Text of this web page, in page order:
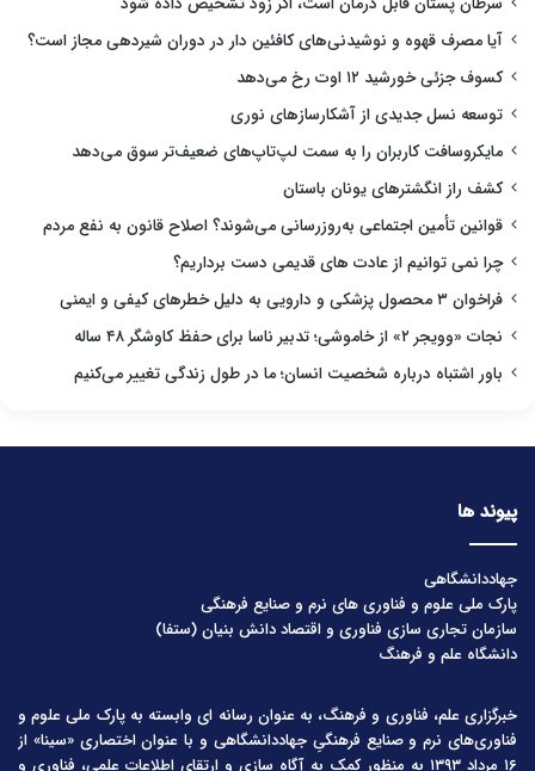
آیا مصرف قهوه و نوشیدنی‌های کافئین دار در دوران شیردهی مجاز است؟
کسوف جزئی خورشید ۱۲ اوت رخ می‌دهد
توسعه نسل جدیدی از آشکارسازهای نوری
مایکروسافت کاربران را به سمت لپ‌تاپ‌های ضعیف‌تر سوق می‌دهد
کشف راز انگشترهای یونان باستان
قوانین تأمین اجتماعی به‌روزرسانی می‌شوند؟ اصلاح قانون به نفع مردم
چرا نمی توانیم از عادت های قدیمی دست برداریم؟
فراخوان ۳ محصول پزشکی و دارویی به دلیل خطرهای کیفی و ایمنی
نجات «وویجر ۲» از خاموشی؛ تدبیر ناسا برای حفظ کاوشگر ۴۸ ساله
باور اشتباه درباره شخصیت انسان؛ ما در طول زندگی تغییر می‌کنیم
پیوند ها
جهاددانشگاهی
پارک ملی علوم و فناوری های نرم و صنایع فرهنگی
سازمان تجاری سازی فناوری و اقتصاد دانش بنیان (ستفا)
دانشگاه علم و فرهنگ
خبرگزاری علم، فناوری و فرهنگ، به عنوان رسانه ای وابسته به پارک ملی علوم و
فناوری‌های نرم و صنایع فرهنگیِ جهاددانشگاهی و با عنوان اختصاری «سینا» از
۱۶ مرداد ۱۳۹۳ به منظور کمک به آگاه سازی و ارتقای اطلاعات علمی، فناوری و